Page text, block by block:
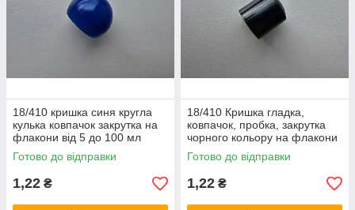
18/410 кришка синя кругла
кулька ковпачок закрутка на
флакони від 5 до 100 мл
Готово до відправки
1,22 ₴
18/410 Кришка гладка,
ковпачок, пробка, закрутка
чорного кольору на флакони
від 10 до 100 мл
Готово до відправки
1,22 ₴